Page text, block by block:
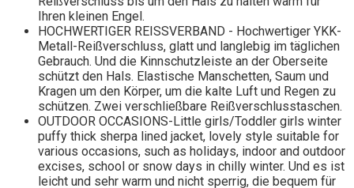
Ihren kleinen Engel.
HOCHWERTIGER REISSVERBAND - Hochwertiger YKK-
Metall-Reißverschluss, glatt und langlebig im täglichen
Gebrauch. Und die Kinnschutzleiste an der Oberseite
schützt den Hals. Elastische Manschetten, Saum und
Kragen um den Körper, um die kalte Luft und Regen zu
schützen. Zwei verschließbare Reißverschlusstaschen.
OUTDOOR OCCASIONS-Little girls/Toddler girls winter
puffy thick sherpa lined jacket, lovely style suitable for
various occasions, such as holidays, indoor and outdoor
excises, school or snow days in chilly winter. Und es ist
leicht und sehr warm und nicht sperrig, die bequem für